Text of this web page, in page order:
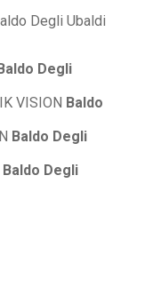
Baldo Degli
VISION Baldo
Baldo Degli
Baldo Degli